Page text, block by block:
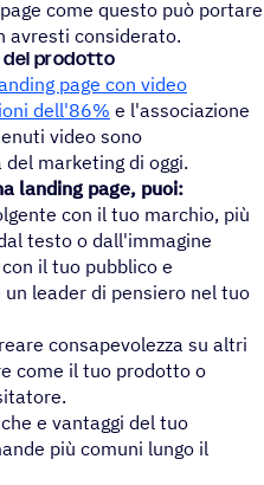
come questo può portare
avresti considerato.
del prodotto
page con video
dell'86% e l'associazione
video sono
marketing di oggi.
landing page, puoi:
con il tuo marchio, più
testo o dall'immagine
il tuo pubblico e
leader di pensiero nel tuo
consapevolezza su altri
come il tuo prodotto o
e vantaggi del tuo
più comuni lungo il